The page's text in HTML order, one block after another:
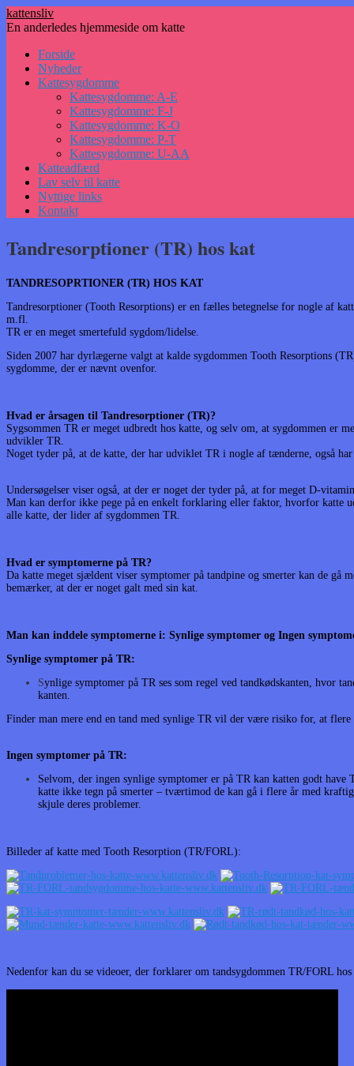
kattensliv
En anderledes hjemmeside om katte
Hop
indhold
Forside
Nyheder
Kattesygdomme
Kattesygdomme: A-E
Kattesygdomme: F-J
Kattesygdomme: K-O
Kattesygdomme: P-T
Kattesygdomme: U-AA
Katteadfærd
Lav selv til katte
Nyttige links
Kontakt
Tandresorptioner (TR) hos kat
TANDRESOPRTIONER (TR) HOS KAT
Tandresorptioner (Tooth Resorptions) er en fælles betegnelse for nogle af
m.fl.
TR er en meget smertefuld sygdom/lidelse.
Siden 2007 har dyrlægerne valgt at kalde sygdommen Tooth Resorptions
sygdomme, der er nævnt ovenfor.
Hvad er årsagen til Tandresorptioner (TR)?
Sygsommen TR er meget udbredt hos katte, og selv om, at sygdommen er
udvikler TR.
Noget tyder på, at de katte, der har udviklet TR i nogle af tænderne, også
Undersøgelser viser også, at der er noget der tyder på, at for meget D-
Man kan derfor ikke pege på en enkelt forklaring eller faktor, hvorfor katte
alle katte, der lider af sygdommen TR.
Hvad er symptomerne på TR?
Da katte meget sjældent viser symptomer på tandpine og smerter kan de gå
bemærker, at der er noget galt med sin kat.
Man kan inddele symptomerne i: Synlige symptomer og Ingen
Synlige symptomer på TR:
Synlige symptomer på TR ses som regel ved tandkødskanten, hvor
kanten.
Finder man mere end en tand med synlige TR vil der være risiko for, at flere
Ingen symptomer på TR:
Selvom, der ingen synlige symptomer er på TR kan katten godt
katte ikke tegn på smerter – tværtimod de kan gå i flere år med
skjule deres problemer.
Billeder af katte med Tooth Resorption (TR/FORL):
Nedenfor kan du se videoer, der forklarer om tandsygdommen TR/FORL